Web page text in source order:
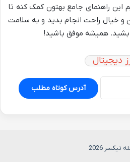
این راهنمای جامع بهتون کمک کنه تا
و خیال راحت انجام بدید و به سلامت
بشید. همیشه موفق باشید!
دیجیتال
آدرس کوتاه مطلب
تیکسر 2026